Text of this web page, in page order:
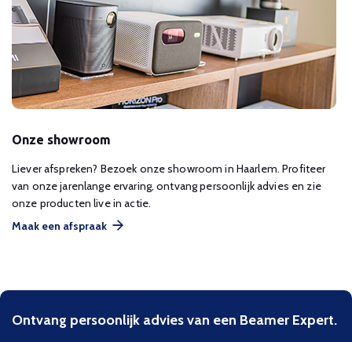
Onze showroom
Liever afspreken? Bezoek onze showroom in Haarlem. Profiteer
van onze jarenlange ervaring, ontvang persoonlijk advies en zie
onze producten live in actie.
Maak een afspraak
Ontvang persoonlijk advies van een Beamer Expert.